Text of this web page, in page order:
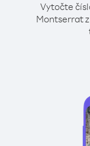
Vytočte
Montserrat